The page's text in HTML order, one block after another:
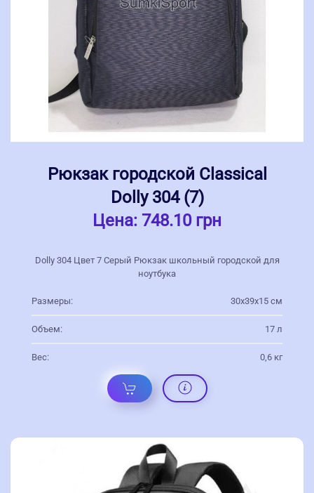
Рюкзак городской Classical
Dolly 304 (7)
Цена: 748.10 грн
Dolly 304 Цвет 7 Серый Рюкзак школьный городской для
ноутбука
Размеры: 30х39х15 см
Объем: 17 л
Вес: 0,6 кг